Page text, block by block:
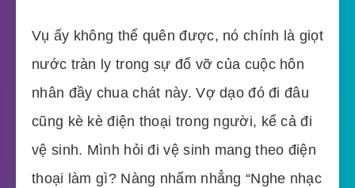
Vụ ấy không thể quên được, nó chính là giọt
nước tràn ly trong sự đổ vỡ của cuộc hôn
nhân đầy chua chát này. Vợ dạo đó đi đâu
cũng kè kè điện thoại trong người, kể cả đi
vệ sinh. Mình hỏi đi vệ sinh mang theo điện
thoại làm gì? Nàng nhấm nhẳng “Nghe nhạc